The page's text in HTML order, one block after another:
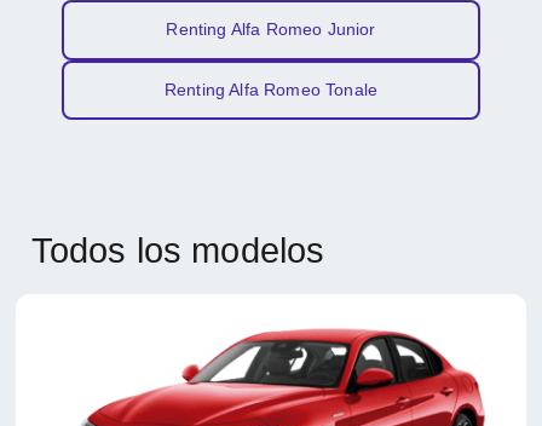
Renting Alfa Romeo Junior
Renting Alfa Romeo Tonale
Todos los modelos